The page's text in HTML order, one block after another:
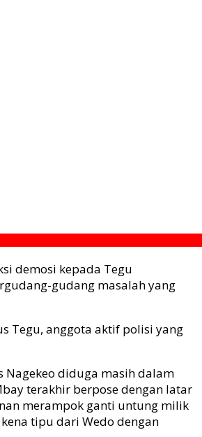
demosi kepada Tegu
gudang masalah yang
Tegu, anggota aktif polisi yang
Nagekeo diduga masih dalam
terakhir berpose dengan latar
merampok ganti untung milik
tipu dari Wedo dengan